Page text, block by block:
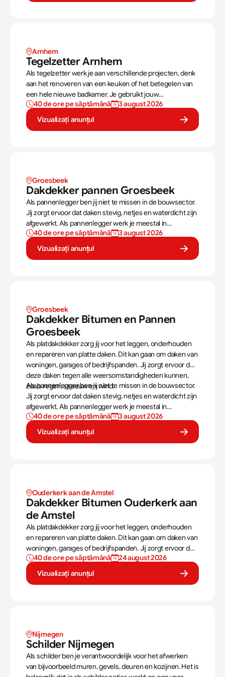
Arnhem
Tegelzetter Arnhem
Als tegelzetter werk je aan verschillende projecten, denk
aan het renoveren van een keuken of het betegelen van
een hele nieuwe badkamer. Je gebruikt jouw
vaardigheden om tegels perfect te plaatsen. Als
tegelzetter ben je voortdurend bezig met diverse taken.
40 de ore pe săptămână
3 august 2026
Vizualizați anunțul
Groesbeek
Dakdekker pannen Groesbeek
Als pannenlegger ben jij niet te missen in de bouwsector.
Jij zorgt ervoor dat daken stevig, netjes en waterdicht zijn
afgewerkt. Als pannenlegger werk je meestal in
teamverband en varieert het werk tussen compleet
nieuwe daken leggen of bestaande daken vervangen.
40 de ore pe săptămână
3 august 2026
Vizualizați anunțul
Groesbeek
Dakdekker Bitumen en Pannen
Groesbeek
Als platdakdekker zorg jij voor het leggen, onderhouden
en repareren van platte daken. Dit kan gaan om daken van
woningen, garages of bedrijfspanden. Jij zorgt ervoor dat
deze daken tegen alle weersomstandigheden kunnen,
zoals regen, sneeuw en wind.
Als pannenlegger ben jij niet te missen in de bouwsector.
Jij zorgt ervoor dat daken stevig, netjes en waterdicht zijn
afgewerkt. Als pannenlegger werk je meestal in
teamverband en varieert het werk tussen compleet
nieuwe daken leggen of bestaande daken vervangen.
40 de ore pe săptămână
3 august 2026
Vizualizați anunțul
Ouderkerk aan de Amstel
Dakdekker Bitumen Ouderkerk aan
de Amstel
Als platdakdekker zorg jij voor het leggen, onderhouden
en repareren van platte daken. Dit kan gaan om daken van
woningen, garages of bedrijfspanden. Jij zorgt ervoor dat
deze daken tegen alle weersomstandigheden kunnen,
zoals regen, sneeuw en wind.
40 de ore pe săptămână
24 august 2026
Vizualizați anunțul
Nijmegen
Schilder Nijmegen
Als schilder ben je verantwoordelijk voor het afwerken
van bijvoorbeeld muren, gevels, deuren en kozijnen. Het is